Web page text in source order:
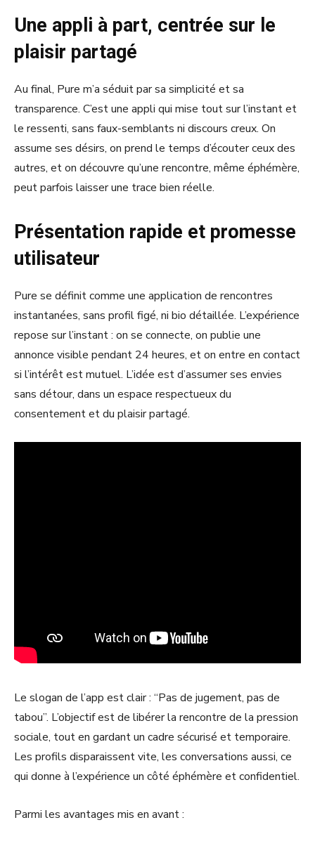
Une appli à part, centrée sur le
plaisir partagé
Au final, Pure m’a séduit par sa simplicité et sa
transparence. C’est une appli qui mise tout sur l’instant et
le ressenti, sans faux-semblants ni discours creux. On
assume ses désirs, on prend le temps d’écouter ceux des
autres, et on découvre qu’une rencontre, même éphémère,
peut parfois laisser une trace bien réelle.
Présentation rapide et promesse
utilisateur
Pure se définit comme une application de rencontres
instantanées, sans profil figé, ni bio détaillée. L’expérience
repose sur l’instant : on se connecte, on publie une
annonce visible pendant 24 heures, et on entre en contact
si l’intérêt est mutuel. L’idée est d’assumer ses envies
sans détour, dans un espace respectueux du
consentement et du plaisir partagé.
Le slogan de l’app est clair : “Pas de jugement, pas de
tabou”. L’objectif est de libérer la rencontre de la pression
sociale, tout en gardant un cadre sécurisé et temporaire.
Les profils disparaissent vite, les conversations aussi, ce
qui donne à l’expérience un côté éphémère et confidentiel.
Parmi les avantages mis en avant :